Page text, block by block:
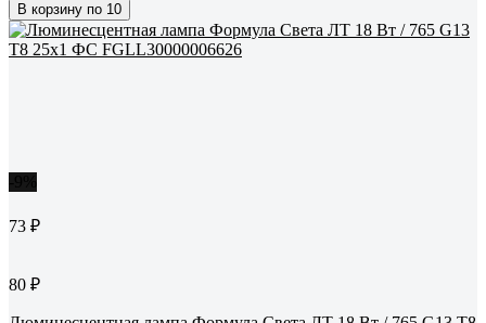
В корзину по 10
73 ₽
80 ₽